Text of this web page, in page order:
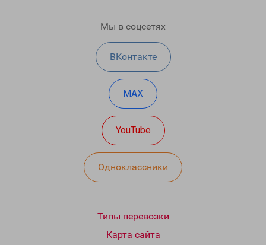
Мы в соцсетях
ВКонтакте
MAX
YouTube
Одноклассники
Типы перевозки
Карта сайта